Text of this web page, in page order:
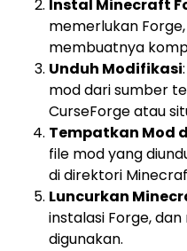
Instal Minecraft
memerlukan
membuatnya
Unduh Modifikasi
mod dari sumber
CurseForge atau
Tempatkan Mod
file mod yang
di direktori
Luncurkan
instalasi Forge,
digunakan.